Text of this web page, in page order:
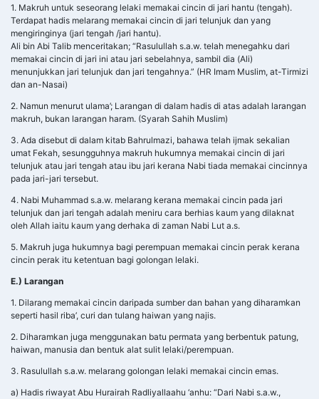
1. Makruh untuk seseorang lelaki memakai cincin di jari hantu (tengah).
Terdapat hadis melarang memakai cincin di jari telunjuk dan yang
mengiringinya (jari tengah /jari hantu).
Ali bin Abi Talib menceritakan; “Rasulullah s.a.w. telah menegahku dari
memakai cincin di jari ini atau jari sebelahnya, sambil dia (Ali)
menunjukkan jari telunjuk dan jari tengahnya.” (HR Imam Muslim, at-Tirmizi
dan an-Nasai)
2. Namun menurut ulama’; Larangan di dalam hadis di atas adalah larangan
makruh, bukan larangan haram. (Syarah Sahih Muslim)
3. Ada disebut di dalam kitab Bahrulmazi, bahawa telah ijmak sekalian
umat Fekah, sesungguhnya makruh hukumnya memakai cincin di jari
telunjuk atau jari tengah atau ibu jari kerana Nabi tiada memakai cincinnya
pada jari-jari tersebut.
4. Nabi Muhammad s.a.w. melarang kerana memakai cincin pada jari
telunjuk dan jari tengah adalah meniru cara berhias kaum yang dilaknat
oleh Allah iaitu kaum yang derhaka di zaman Nabi Lut a.s.
5. Makruh juga hukumnya bagi perempuan memakai cincin perak kerana
cincin perak itu ketentuan bagi golongan lelaki.
E.) Larangan
1. Dilarang memakai cincin daripada sumber dan bahan yang diharamkan
seperti hasil riba’, curi dan tulang haiwan yang najis.
2. Diharamkan juga menggunakan batu permata yang berbentuk patung,
haiwan, manusia dan bentuk alat sulit lelaki/perempuan.
3. Rasulullah s.a.w. melarang golongan lelaki memakai cincin emas.
a) Hadis riwayat Abu Hurairah Radliyallaahu ‘anhu: “Dari Nabi s.a.w.,